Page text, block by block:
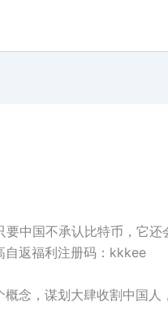
中国不承认比特币，它
自返福利注册码：kkkee
念，谋划大肆收割中国人